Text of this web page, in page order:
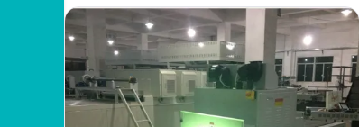
Machine is a highly efficient and precise
coating equipment designed for various
coating applications. It utilizes advanced
curtain coating technology to ...